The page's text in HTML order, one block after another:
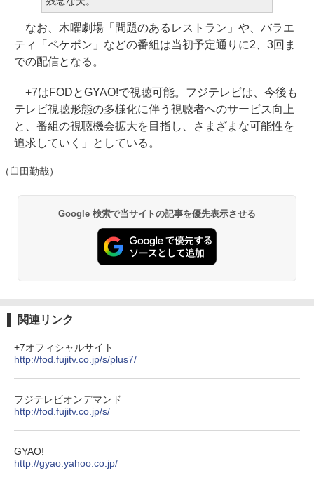
なお、木曜劇場「問題のあるレストラン」や、バラエ
ティ「ペケポン」などの番組は当初予定通りに2、3回ま
での配信となる。
+7はFODとGYAO!で視聴可能。フジテレビは、今後も
テレビ視聴形態の多様化に伴う視聴者へのサービス向上
と、番組の視聴機会拡大を目指し、さまざまな可能性を
追求していく」としている。
（臼田勤哉）
Google 検索で当サイトの記事を優先表示させる
関連リンク
+7オフィシャルサイト
http://fod.fujitv.co.jp/s/plus7/
フジテレビオンデマンド
http://fod.fujitv.co.jp/s/
GYAO!
http://gyao.yahoo.co.jp/